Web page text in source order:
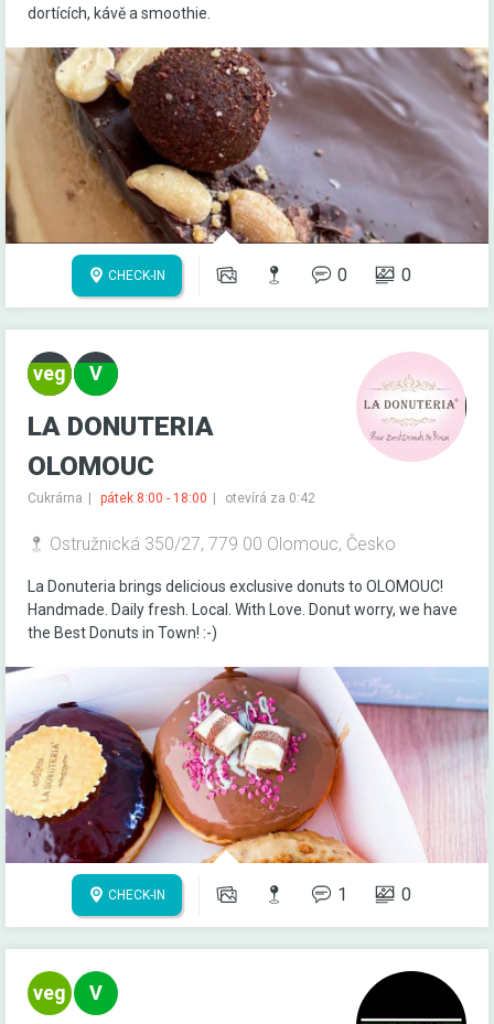
dortících, kávě a smoothie.
CHECK-IN 0 0
LA DONUTERIA
OLOMOUC
Cukrárna pátek 8:00 - 18:00 otevírá za 0:42
Ostružnická 350/27, 779 00 Olomouc, Česko
La Donuteria brings delicious exclusive donuts to OLOMOUC!
Handmade. Daily fresh. Local. With Love. Donut worry, we have
the Best Donuts in Town! :-)
CHECK-IN 1 0